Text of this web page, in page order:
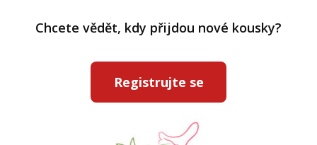
Chcete vědět, kdy přijdou nové kousky?
Registrujte se